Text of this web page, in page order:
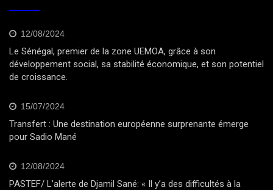
12/08/2024
Le Sénégal, premier de la zone UEMOA, grâce à son
développement social, sa stabilité économique, et son potentiel
de croissance.
15/07/2024
Transfert : Une destination européenne surprenante émerge
pour Sadio Mané
12/08/2024
PASTEF/ L’alerte de Djamil Sané: « Il y’a des difficultés à la